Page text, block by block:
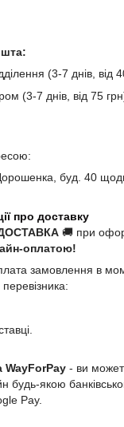
(3-7 днів, від
(3-7 днів, від 75
буд. 40
про доставку
🚚 при
оплатою!
замовлення в
WayForPay - ви
будь-якою
Pay.